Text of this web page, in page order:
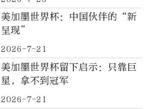
美加墨世界杯：中国伙伴的“新
呈现”
2026-7-21
美加墨世界杯留下启示：只靠巨
星，拿不到冠军
2026-7-21